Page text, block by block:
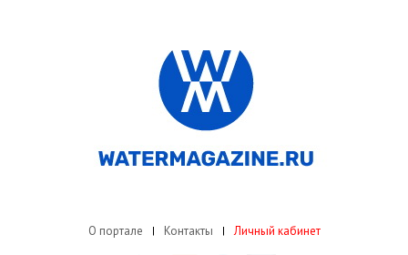
О портале Контакты Личный кабинет